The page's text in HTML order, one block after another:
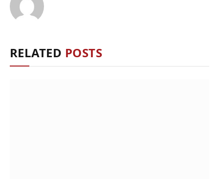
RELATED POSTS